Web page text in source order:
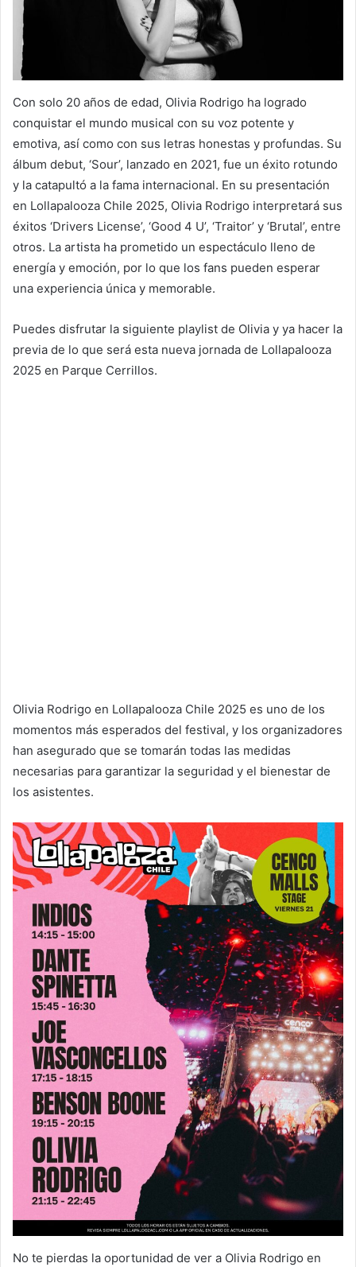
Con solo 20 años de edad, Olivia Rodrigo ha logrado
conquistar el mundo musical con su voz potente y
emotiva, así como con sus letras honestas y profundas. Su
álbum debut, ‘Sour’, lanzado en 2021, fue un éxito rotundo
y la catapultó a la fama internacional. En su presentación
en Lollapalooza Chile 2025, Olivia Rodrigo interpretará sus
éxitos ‘Drivers License’, ‘Good 4 U’, ‘Traitor’ y ‘Brutal’, entre
otros. La artista ha prometido un espectáculo lleno de
energía y emoción, por lo que los fans pueden esperar
una experiencia única y memorable.
Puedes disfrutar la siguiente playlist de Olivia y ya hacer la
previa de lo que será esta nueva jornada de Lollapalooza
2025 en Parque Cerrillos.
Olivia Rodrigo en Lollapalooza Chile 2025 es uno de los
momentos más esperados del festival, y los organizadores
han asegurado que se tomarán todas las medidas
necesarias para garantizar la seguridad y el bienestar de
los asistentes.
No te pierdas la oportunidad de ver a Olivia Rodrigo en